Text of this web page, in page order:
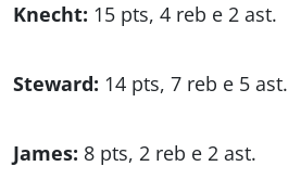
Knecht: 15 pts, 4 reb e 2 ast.
Steward: 14 pts, 7 reb e 5 ast.
James: 8 pts, 2 reb e 2 ast.